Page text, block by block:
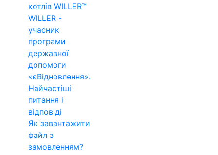
котлів WILLER™
WILLER -
учасник
програми
державної
допомоги
«єВідновлення».
Найчастіші
питання і
відповіді
Як завантажити
файл з
замовленням?